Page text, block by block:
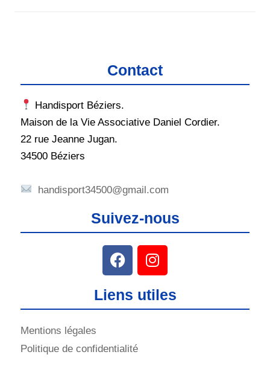
Contact
Handisport Béziers.
Maison de la Vie Associative Daniel Cordier.
22 rue Jeanne Jugan.
34500 Béziers
handisport34500@gmail.com
Suivez-nous
Liens utiles
Mentions légales
Politique de confidentialité